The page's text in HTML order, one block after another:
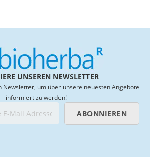
UNSEREN NEWSLETTER
Newsletter, um über unsere neuesten Angebote
informiert zu werden!
ABONNIEREN